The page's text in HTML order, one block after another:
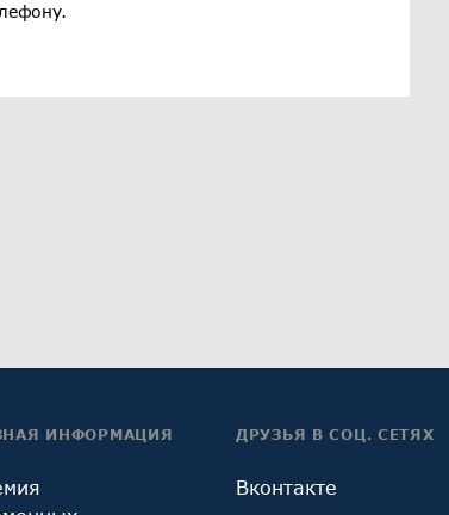
ИНФОРМАЦИЯ ДРУЗЬЯ В СОЦ. СЕТЯХ
Вконтакте